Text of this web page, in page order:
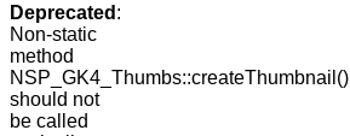
Deprecated :
Non-static
method
NSP_GK4_Thumbs::createThumbnail()
should not
be called